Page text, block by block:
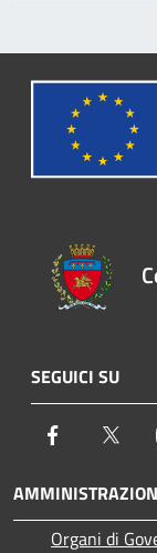
SEGUICI SU
Facebook
Organi di